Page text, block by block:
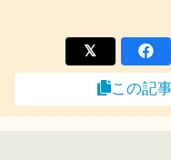
この記